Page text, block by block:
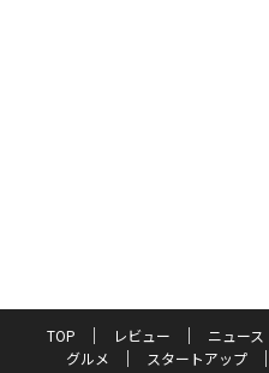
TOP レビュー ニュース
グルメ
スタートアップ